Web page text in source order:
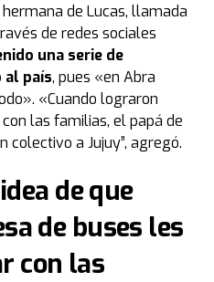
de Lucas, llamada
de redes sociales
una serie de
al país, pues «en Abra
«Cuando lograron
las familias, el papá de
colectivo a Jujuy”, agregó.
de que
de buses les
con las